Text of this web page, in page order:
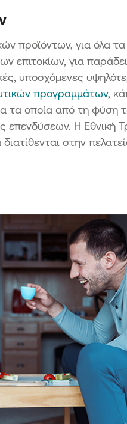
προϊόντων, για όλα τα
επιτοκίων, για
υποσχόμενες
προγραμμάτων,
τα οποία από τη φύση
επενδύσεων. Η Εθνική
στην